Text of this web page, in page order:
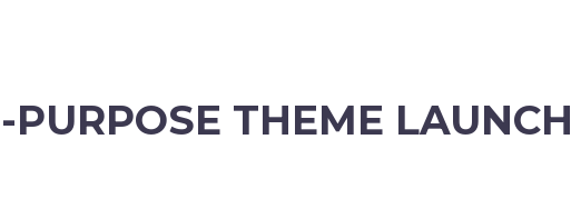
PURPOSE THEME LAUNCH